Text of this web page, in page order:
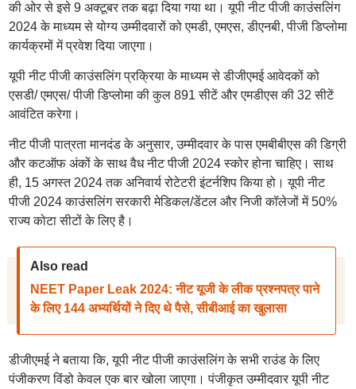
की ओर से इसे 9 अक्टूबर तक बढ़ा दिया गया था। यूपी नीट पीजी काउंसलिंग
2024 के माध्यम से योग्य उम्मीदवारों को एमडी, एमएस, डीएनबी, पीजी डिप्लोमा
कार्यक्रमों में प्रवेश दिया जाएगा।
यूपी नीट पीजी काउंसलिंग प्रक्रिया के माध्यम से डीजीएमई आवेदकों को
एसडी/ एमएस/ पीजी डिप्लोमा की कुल 891 सीटें और एमडीएस की 32 सीटें
आवंटित करेगा।
नीट पीजी पात्रता मानदंड के अनुसार, उम्मीदवार के पास एमबीबीएस की डिग्री
और कटऑफ अंकों के साथ वैध नीट पीजी 2024 स्कोर होना चाहिए। साथ
ही, 15 अगस्त 2024 तक अनिवार्य रोटेटरी इंटर्नशिप किया हो। यूपी नीट
पीजी 2024 काउंसलिंग सरकारी मेडिकल/डेंटल और निजी कॉलेजों में 50%
राज्य कोटा सीटों के लिए है।
Also read
NEET Paper Leak 2024: नीट यूजी के लीक प्रश्नपत्र पाने
के लिए 144 अभ्यर्थियों ने दिए थे पैसे, सीबीआई का खुलासा
डीजीएमई ने बताया कि, यूपी नीट पीजी काउंसलिंग के सभी राउंड के लिए
पंजीकरण विंडो केवल एक बार खोला जाएगा। पंजीकृत उम्मीदवार यूपी नीट